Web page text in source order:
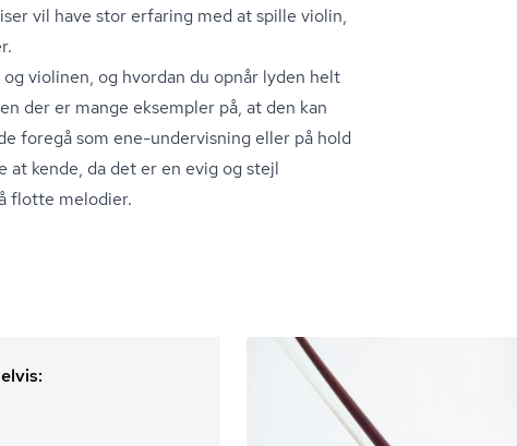
vil have stor erfaring med at spille violin,
violinen, og hvordan du opnår lyden helt
der er mange eksempler på, at den kan
foregå som ene-undervisning eller på hold
kende, da det er en evig og stejl
flotte melodier.